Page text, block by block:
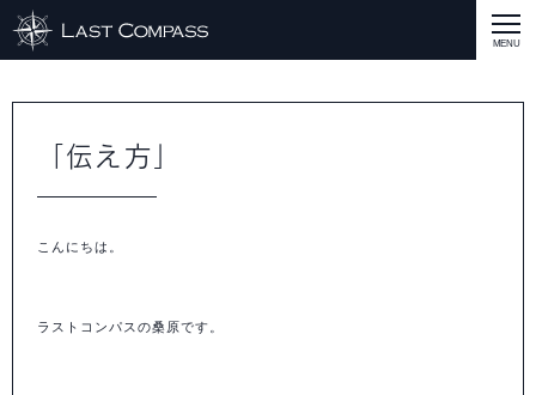
CASE
SERVICE MENU
SERVICE MENU
商品戦略
人材開発
評価制度
集客改善
コスト削減
買取再販
集客改善
営業戦略
STAFF BLOG
「伝え方」
こんにちは。
ラストコンパスの桑原です。